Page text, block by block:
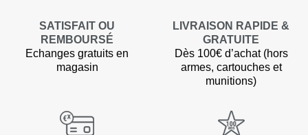
SATISFAIT OU
REMBOURSÉ
Echanges gratuits en
magasin
LIVRAISON RAPIDE &
GRATUITE
Dès 100€ d’achat (hors
armes, cartouches et
munitions)